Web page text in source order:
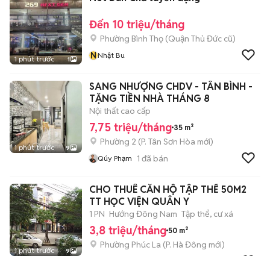
1 phút trước 1
Đến 10 triệu/tháng
Phường Bình Thọ (Quận Thủ Đức cũ)
NNhật Bu
1 phút trước 9
SANG NHƯỢNG CHDV - TÂN BÌNH -
TẶNG TIỀN NHÀ THÁNG 8
Nội thất cao cấp
7,75 triệu/tháng 35 m²
Phường 2 (P. Tân Sơn Hòa mới)
Qúy Phạm 1 đã bán
1 phút trước 9
CHO THUÊ CĂN HỘ TẬP THỂ 50M2
TT HỌC VIỆN QUÂN Y
1 PN Hướng Đông Nam Tập thể, cư xá
3,8 triệu/tháng 50 m²
Phường Phúc La (P. Hà Đông mới)